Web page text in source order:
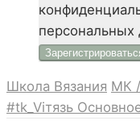
персональных
Школа Вязания МК
#tk_Viтязь